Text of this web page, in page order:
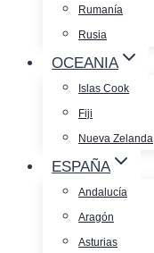
Rumanía
Rusia
OCEANIA
Islas Cook
Fiji
Nueva Zelanda
ESPAÑA
Andalucía
Aragón
Asturias